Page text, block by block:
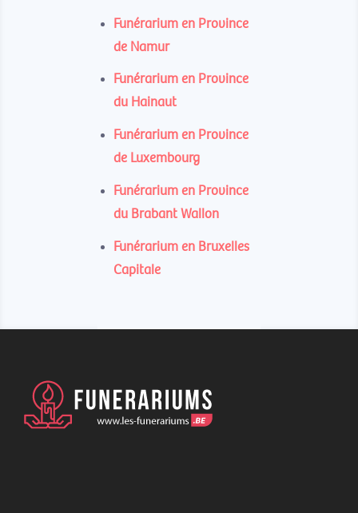
Funérarium en Province
de Namur
Funérarium en Province
du Hainaut
Funérarium en Province
de Luxembourg
Funérarium en Province
du Brabant Wallon
Funérarium en Bruxelles
Capitale